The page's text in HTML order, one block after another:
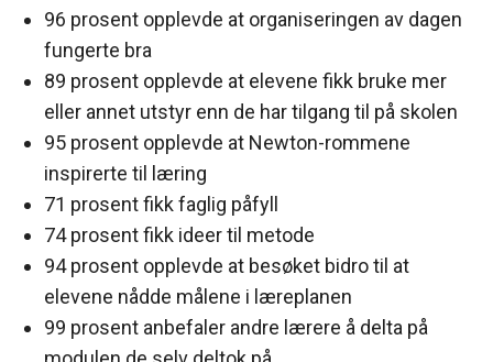
96 prosent opplevde at organiseringen av dagen
fungerte bra
89 prosent opplevde at elevene fikk bruke mer
eller annet utstyr enn de har tilgang til på skolen
95 prosent opplevde at Newton-rommene
inspirerte til læring
71 prosent fikk faglig påfyll
74 prosent fikk ideer til metode
94 prosent opplevde at besøket bidro til at
elevene nådde målene i læreplanen
99 prosent anbefaler andre lærere å delta på